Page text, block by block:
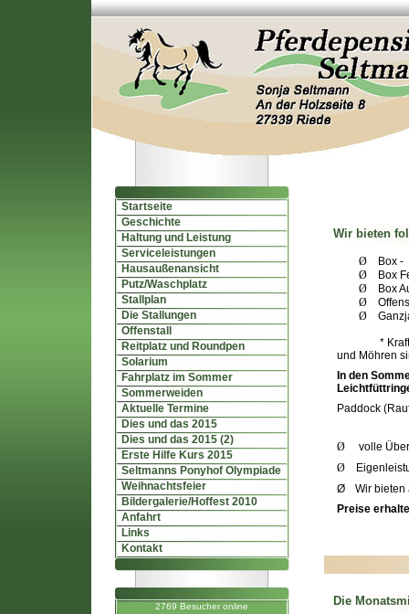
Startseite
Geschichte
Haltung und Leistung
Serviceleistungen
Hausaußenansicht
Putz/Waschplatz
Stallplan
Die Stallungen
Offenstall
Reitplatz und Roundpen
Solarium
Fahrplatz im Sommer
Sommerweiden
Aktuelle Termine
Dies und das 2015
Dies und das 2015 (2)
Erste Hilfe Kurs 2015
Seltmanns Ponyhof Olympiade
Weihnachtsfeier
Bildergalerie/Hoffest 2010
Anfahrt
Links
Kontakt
2769 Besucher online
Wir bieten
Ø
Box -
Ø
Box
Ø
Box
Ø
Ø
*
und Möhren
In den
Paddock
Ø
volle
Ø
Ø
Wir
Preise
Die